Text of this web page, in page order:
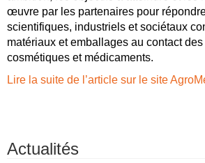
œuvre par les partenaires pour
scientifiques, industriels et sociétaux
matériaux et emballages au contact
cosmétiques et médicaments.
Lire la suite de l’article sur le site
Actualités